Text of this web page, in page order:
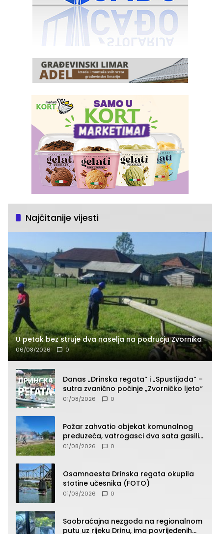
Najčitanije vijesti
U petak bez struje dva naselja na području Zvornika
06/08/2026 0
Danas „Drinska regata“ i „Spustijada“ –
sutra zvanično počinje „Zvorničko ljeto“
01/08/2026 0
Požar zahvatio objekat komunalnog
preduzeća, vatrogasci dva sata gasili
vatru (FOTO)
01/08/2026 0
Osamnaesta Drinska regata okupila
stotine učesnika (FOTO)
01/08/2026 0
Saobraćajna nezgoda na regionalnom
putu uz rijeku Drinu, ima povrijeđenih